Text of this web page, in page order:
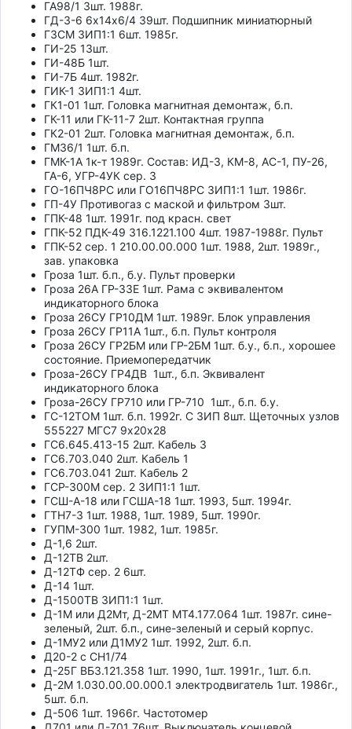
ГА98/1 3шт. 1988г.
ГД-3-6 6х14х6/4 39шт. Подшипник миниатюрный
ГЗСМ ЗИП1:1 6шт. 1985г.
ГИ-25 13шт.
ГИ-48Б 1шт.
ГИ-7Б 4шт. 1982г.
ГИК-1 ЗИП1:1 4шт.
ГК1-01 1шт. Головка магнитная демонтаж, б.п.
ГК-11 или ГК-11-7 2шт. Контактная группа
ГК2-01 2шт. Головка магнитная демонтаж, б.п.
ГМ36/1 1шт. б.п.
ГМК-1А 1к-т 1989г. Состав: ИД-3, КМ-8, АС-1, ПУ-26,
ГА-6, УГР-4УК сер. 3
ГО-16ПЧ8РС или ГО16ПЧ8РС ЗИП1:1 1шт. 1986г.
ГП-4У Противогаз с маской и фильтром 3шт.
ГПК-48 1шт. 1991г. под красн. свет
ГПК-52 ПДК-49 316.1221.100 4шт. 1987-1988г. Пульт
ГПК-52 сер. 1 210.00.00.000 1шт. 1988, 2шт. 1989г.,
зав. упаковка
Гроза 1шт. б.п., б.у. Пульт проверки
Гроза 26А ГР-33Е 1шт. Рама с эквивалентом
индикаторного блока
Гроза 26СУ ГР10ДМ 1шт. 1989г. Блок управления
Гроза 26СУ ГР11А 1шт., б.п. Пульт контроля
Гроза 26СУ ГР2БМ или ГР-2БМ 1шт. б.у., б.п., хорошее
состояние. Приемопередатчик
Гроза-26СУ ГР4ДВ 1шт., б.п. Эквивалент
индикаторного блока
Гроза-26СУ ГР710 или ГР-710 1шт., б.п. б.у.
ГС-12ТОМ 1шт. б.п. 1992г. С ЗИП 8шт. Щеточных узлов
555227 МГС7 9х20х28
ГС6.645.413-15 2шт. Кабель 3
ГС6.703.040 2шт. Кабель 1
ГС6.703.041 2шт. Кабель 2
ГСР-300М сер. 2 ЗИП1:1 1шт.
ГСШ-А-18 или ГСША-18 1шт. 1993, 5шт. 1994г.
ГТН7-3 1шт. 1988, 1шт. 1989, 5шт. 1990г.
ГУПМ-300 1шт. 1982, 1шт. 1985г.
Д-1,6 2шт.
Д-12ТВ 2шт.
Д-12ТФ сер. 2 6шт.
Д-14 1шт.
Д-1500ТВ ЗИП1:1 1шт.
Д-1М или Д2Мт, Д-2МТ МТ4.177.064 1шт. 1987г. сине-
зеленый, 2шт. б.п., сине-зеленый и серый корпус.
Д-1МУ2 или Д1МУ2 1шт. 1992, 2шт. б.п.
Д20-2 с СН1/74
Д-25Г ВБ3.121.358 1шт. 1990, 1шт. 1991г., 1шт. б.п.
Д-2М 1.030.00.00.000.1 электродвигатель 1шт. 1986г.,
5шт. б.п.
Д-506 1шт. 1966г. Частотомер